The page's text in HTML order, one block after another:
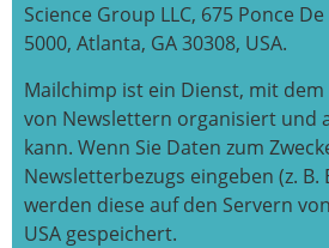
Science Group LLC, 675 Ponce
5000, Atlanta, GA 30308, USA.
Mailchimp ist ein Dienst, mit dem
von Newslettern organisiert und
kann. Wenn Sie Daten zum
Newsletterbezugs eingeben (z. B.
werden diese auf den Servern
USA gespeichert.